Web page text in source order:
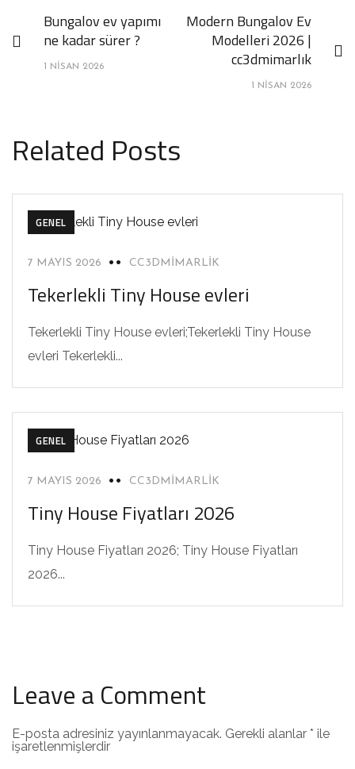
Bungalov ev yapımı
ne kadar sürer ?
1 NISAN 2026
Modern Bungalov Ev
Modelleri 2026 |
cc3dmimarlık
1 NISAN 2026
Related Posts
GENEL
7 MAYIS 2026 CC3DMIMARLIK
Tekerlekli Tiny House evleri
Tekerlekli Tiny House evleri;Tekerlekli Tiny House
evleri Tekerlekli...
GENEL
7 MAYIS 2026 CC3DMIMARLIK
Tiny House Fiyatları 2026
Tiny House Fiyatları 2026; Tiny House Fiyatları
2026...
Leave a Comment
E-posta adresiniz yayınlanmayacak. Gerekli alanlar * ile
işaretlenmişlerdir